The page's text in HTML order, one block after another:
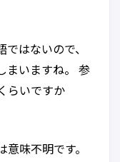
はないので、
まいますね。 参
らいですか
味不明です。